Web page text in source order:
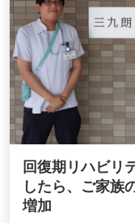
回復期リハビリ
したら、ご家族
増加